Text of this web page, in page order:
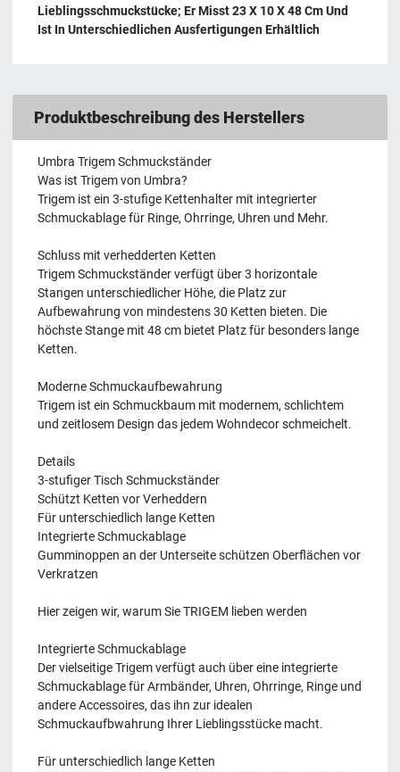
Lieblingsschmuckstücke; Er Misst 23 X 10 X 48 Cm Und
Ist In Unterschiedlichen Ausfertigungen Erhältlich
Produktbeschreibung des Herstellers
Umbra Trigem Schmuckständer
Was ist Trigem von Umbra?
Trigem ist ein 3-stufige Kettenhalter mit integrierter
Schmuckablage für Ringe, Ohrringe, Uhren und Mehr.
Schluss mit verhedderten Ketten
Trigem Schmuckständer verfügt über 3 horizontale
Stangen unterschiedlicher Höhe, die Platz zur
Aufbewahrung von mindestens 30 Ketten bieten. Die
höchste Stange mit 48 cm bietet Platz für besonders lange
Ketten.
Moderne Schmuckaufbewahrung
Trigem ist ein Schmuckbaum mit modernem, schlichtem
und zeitlosem Design das jedem Wohndecor schmeichelt.
Details
3-stufiger Tisch Schmuckständer
Schützt Ketten vor Verheddern
Für unterschiedlich lange Ketten
Integrierte Schmuckablage
Gumminoppen an der Unterseite schützen Oberflächen vor
Verkratzen
Hier zeigen wir, warum Sie TRIGEM lieben werden
Integrierte Schmuckablage
Der vielseitige Trigem verfügt auch über eine integrierte
Schmuckablage für Armbänder, Uhren, Ohrringe, Ringe und
andere Accessoires, das ihn zur idealen
Schmuckaufbwahrung Ihrer Lieblingsstücke macht.
Für unterschiedlich lange Ketten